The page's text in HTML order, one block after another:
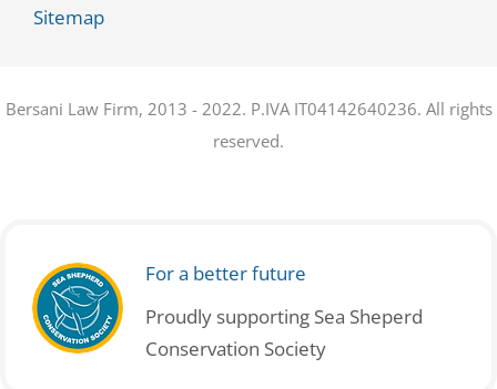
Sitemap
Bersani Law Firm, 2013 - 2022. P.IVA IT04142640236. All rights
reserved.
For a better future
Proudly supporting Sea Sheperd
Conservation Society